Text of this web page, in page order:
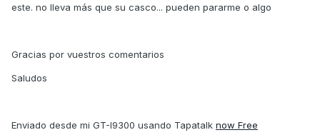
este. no lleva más que su casco... pueden pararme o algo
Gracias por vuestros comentarios
Saludos
Enviado desde mi GT-I9300 usando Tapatalk now Free